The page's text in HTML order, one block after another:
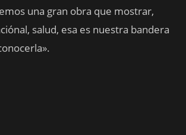
una gran obra que mostrar,
salud, esa es nuestra bandera